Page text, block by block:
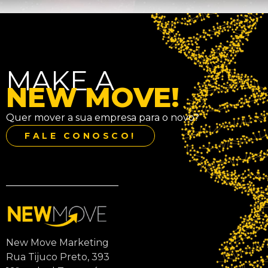
MAKE A
NEW MOVE!
Quer mover a sua empresa para o novo?
FALE CONOSCO!
New Move Marketing
Rua Tijuco Preto, 393